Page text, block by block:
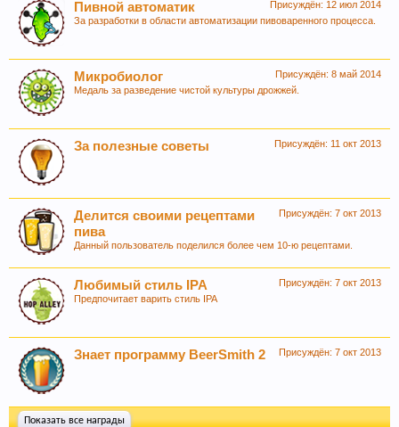
Если Вам нравится наш сайт, форум и
интернет-магазин, пожалуйста, поделитесь
ссылкой в соц сетях и в соц закладках. Тем
самым нас станет больше :) Спасибо!
Любое общение, которое не по-теме ПРОШУ
переносить вчат.
Присуждён: 12 июл 2014
Пивной автоматик
За разработки в области автоматизации пивоваренного процесса.
Присуждён: 8 май 2014
Микробиолог
Медаль за разведение чистой культуры дрожжей.
Присуждён: 11 окт 2013
За полезные советы
Присуждён: 7 окт 2013
Делится своими рецептами
пива
Данный пользователь поделился более чем 10-ю рецептами.
Присуждён: 7 окт 2013
Любимый стиль IPA
Предпочитает варить стиль IPA
Присуждён: 7 окт 2013
Знает программу BeerSmith 2
Показать все награды